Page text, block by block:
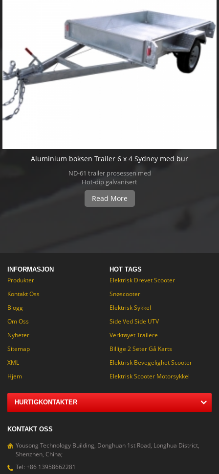
Aluminium boksen Trailer 6 x 4 Sydney med bur
ND-61 trailer prosessen med
Hot-dip galvanisert
overflatebehandling gjør det
mer sterk anti-korrosjon. Hot
dyppet galvanisert og fullt
Read More
INFORMASJON
Produkter
Kontakt Oss
Blogg
Om Oss
Nyheter
Sitemap
XML
Hjem
HOT TAGS
Elektrisk Drevet Scooter
Snøscooter
Elektrisk Sykkel
Side Ved Side UTV
Verktøyet Trailere
Billige 2 Seter Gå Karts
Elektrisk Bevegelighet Scooter
Elektrisk Scooter Motorsykkel
HURTIGKONTAKTER
KONTAKT OSS
Yousong Technology Building, Donghuan 1st Road, Longhua District,
Shenzhen, China;
Tel: +86 13958662281